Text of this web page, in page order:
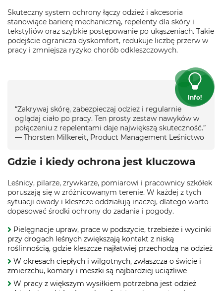
Skuteczny system ochrony łączy odzież i akcesoria
stanowiące barierę mechaniczną, repelenty dla skóry i
tekstyliów oraz szybkie postępowanie po ukąszeniach. Takie
podejście ogranicza dyskomfort, redukuje liczbę przerw w
pracy i zmniejsza ryzyko chorób odkleszczowych.
Info!
“Zakrywaj skórę, zabezpieczaj odzież i regularnie
oglądaj ciało po pracy. Ten prosty zestaw nawyków w
połączeniu z repelentami daje największą skuteczność.”
— Thorsten Milkereit, Product Management Leśnictwo
Gdzie i kiedy ochrona jest kluczowa
Leśnicy, pilarze, zrywkarze, pomiarowi i pracownicy szkółek
poruszają się w zróżnicowanym terenie. W każdej z tych
sytuacji owady i kleszcze oddziałują inaczej, dlatego warto
dopasować środki ochrony do zadania i pogody.
Pielęgnacje upraw, prace w podszycie, trzebieże i wycinki
przy drogach leśnych zwiększają kontakt z niską
roślinnością, gdzie kleszcze najłatwiej przechodzą na odzież
W okresach ciepłych i wilgotnych, zwłaszcza o świcie i
zmierzchu, komary i meszki są najbardziej uciążliwe
W pracy z większym wysiłkiem potrzebna jest odzież